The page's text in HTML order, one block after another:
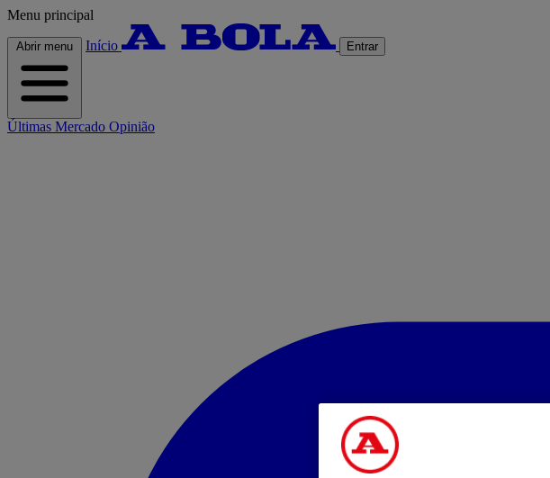
Menu principal
Abrir menu Início Entrar
Últimas Mercado Opinião